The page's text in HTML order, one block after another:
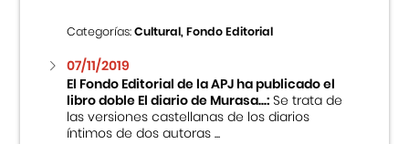
Categorías:Cultural, Fondo Editorial
07/11/2019
El Fondo Editorial de la APJ ha publicado el
libro doble El diario de Murasa...:Se trata de
las versiones castellanas de los diarios
íntimos de dos autoras ...